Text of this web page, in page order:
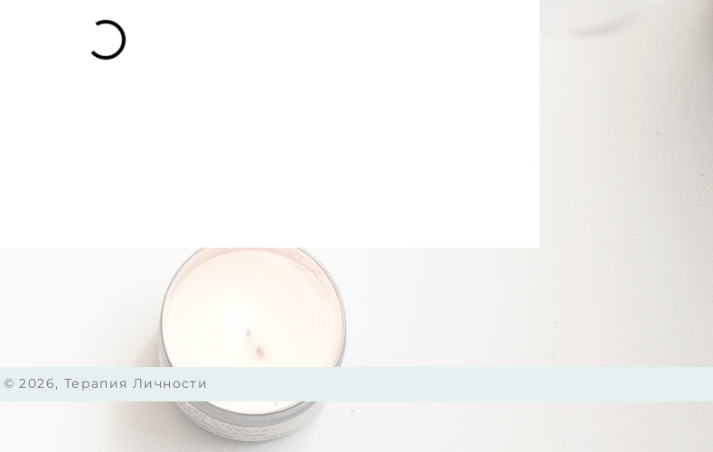
© 2026, Терапия Личности